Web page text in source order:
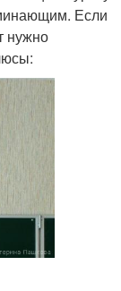
Если
нужно